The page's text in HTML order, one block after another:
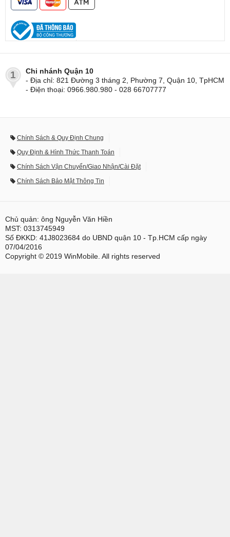
1
Chi nhánh Quận 10
- Địa chỉ: 821 Đường 3 tháng 2, Phường 7, Quận 10, TpHCM
- Điện thoại: 0966.980.980 - 028 66707777
Chính Sách & Quy Định Chung
Quy Định & Hình Thức Thanh Toán
Chính Sách Vận Chuyển/Giao Nhận/Cài Đặt
Chính Sách Bảo Mật Thông Tin
Chủ quản: ông Nguyễn Văn Hiền
MST: 0313745949
Số ĐKKD: 41J8023684 do UBND quận 10 - Tp.HCM cấp ngày
07/04/2016
Copyright © 2019 WinMobile. All rights reserved